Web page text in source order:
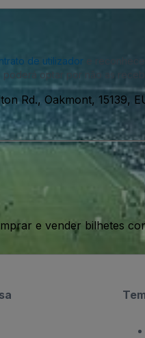
de utilizador
poderá optar por não as
Rd., Oakmont, 15139,
e vender bilhetes